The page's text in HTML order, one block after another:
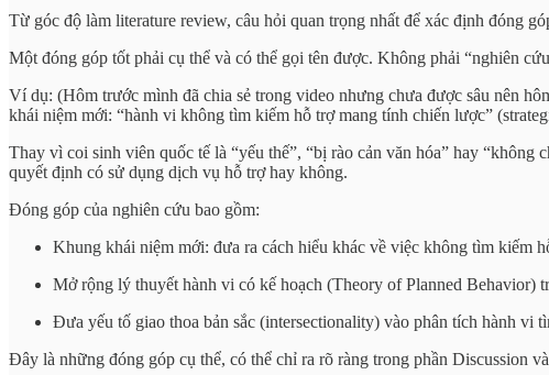
Từ góc độ làm literature review, câu hỏi quan trọng nhất để xác định đóng
Một đóng góp tốt phải cụ thể và có thể gọi tên được. Không phải “nghiên
Ví dụ: (Hôm trước mình đã chia sẻ trong video nhưng chưa được sâu nên
khái niệm mới: “hành vi không tìm kiếm hỗ trợ mang tính chiến lược”
Thay vì coi sinh viên quốc tế là “yếu thế”, “bị rào cản văn hóa” hay
quyết định có sử dụng dịch vụ hỗ trợ hay không.
Đóng góp của nghiên cứu bao gồm:
Khung khái niệm mới: đưa ra cách hiểu khác về việc không tìm kiếm
Mở rộng lý thuyết hành vi có kế hoạch (Theory of Planned Behavior)
Đưa yếu tố giao thoa bản sắc (intersectionality) vào phân tích hành
Đây là những đóng góp cụ thể, có thể chỉ ra rõ ràng trong phần Discussion